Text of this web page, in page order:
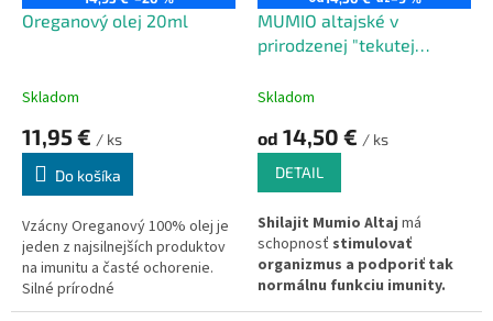
Oreganový olej 20ml
Skladom
11,95 € / ks
Do košíka
Vzácny Oreganový 100% olej je
jeden z najsilnejších produktov
na imunitu a časté ochorenie.
Silné prírodné
antibiotikum.Produkt je
MUMIO altajské v
prirodzenej "tekutej
Skladom
od 14,50 € / ks
DETAIL
Shilajit Mumio Altaj má
schopnosť stimulovať
organizmus a podporiť tak
normálnu funkciu imunity.
Teraz na trhu v "tekutej"